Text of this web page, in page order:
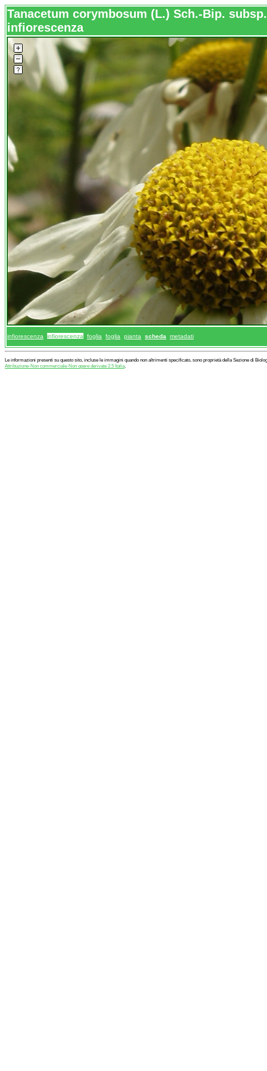
Tanacetum corymbosum (L.) Sch.-Bip.
infiorescenza
infiorescenza infiorescenza foglia foglia pianta scheda metadati
Le informazioni presenti su questo sito, incluse le immagini quando non altrimenti specificato, sono proprietà della Sezione di
Attribuzione-Non commerciale-Non opere derivate 2.5 Italia.